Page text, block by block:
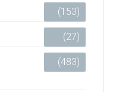
(153)
(27)
(483)